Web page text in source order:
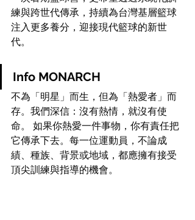
練與跨世代傳承，持續為台灣基層籃球
注入更多養分，迎接現代籃球的新世
代。
Info MONARCH
不為「明星」而生，但為「熱愛者」而
存。我們深信：沒有熱情，就沒有使
命。 如果你熱愛一件事物，你有責任把
它傳承下去。每一位運動員，不論成
績、種族、背景或地域，都應擁有接受
頂尖訓練與指導的機會。